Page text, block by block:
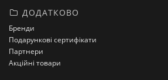
ДОДАТКОВО
Бренди
Подарункові сертифікати
Партнери
Акційні товари